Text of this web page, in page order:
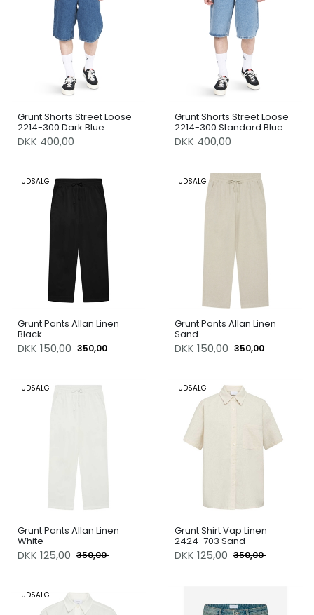
Grunt Shorts Street Loose
2214-300 Dark Blue
DKK 400,00
Grunt Shorts Street Loose
2214-300 Standard Blue
DKK 400,00
UDSALG
Grunt Pants Allan Linen
Black
DKK 150,00 350,00
UDSALG
Grunt Pants Allan Linen
Sand
DKK 150,00 350,00
UDSALG
Grunt Pants Allan Linen
White
DKK 125,00 350,00
UDSALG
Grunt Shirt Vap Linen
2424-703 Sand
DKK 125,00 350,00
UDSALG